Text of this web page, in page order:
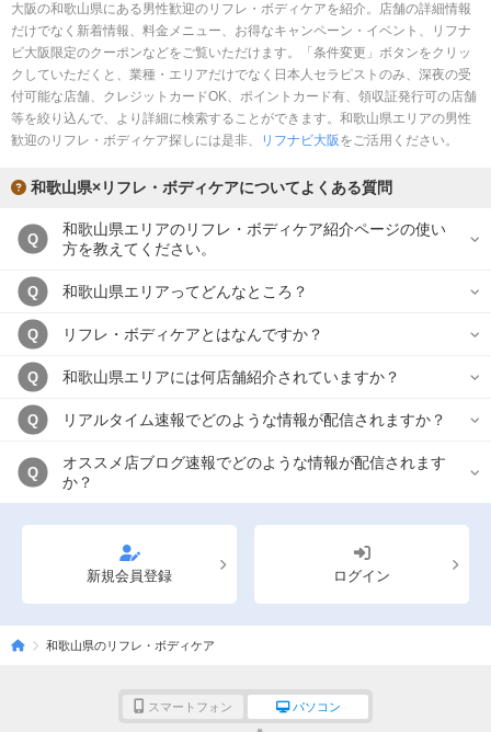
駅から徒歩5分以内
こだわり条件を変更
閉じる
大阪の和歌山県にある男性歓迎のリフレ・ボディケアを紹介。店舗の詳細情報
だけでなく新着情報、料金メニュー、お得なキャンペーン・イベント、リフナ
ビ大阪限定のクーポンなどをご覧いただけます。「条件変更」ボタンをクリッ
クしていただくと、業種・エリアだけでなく日本人セラピストのみ、深夜の受
付可能な店舗、クレジットカードOK、ポイントカード有、領収証発行可の店舗
等を絞り込んで、より詳細に検索することができます。和歌山県エリアの男性
歓迎のリフレ・ボディケア探しには是非、
リフナビ大阪 をご活用ください。
和歌山県×リフレ・ボディケアについてよくある質問
Q
和歌山県エリアのリフレ・ボディケア紹介ページの使い
方を教えてください。
Q 和歌山県エリアってどんなところ？
Q リフレ・ボディケアとはなんですか？
Q 和歌山県エリアには何店舗紹介されていますか？
Q リアルタイム速報でどのような情報が配信されますか？
Q
オススメ店ブログ速報でどのような情報が配信されます
か？
新規会員登録 ログイン
和歌山県のリフレ・ボディケア
スマートフォン パソコン